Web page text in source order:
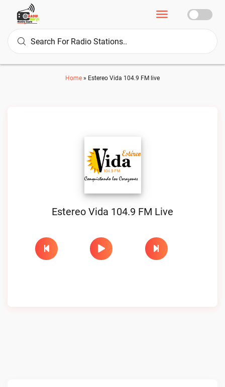
Home » Estereo Vida 104.9 FM live
Estereo Vida 104.9 FM Live